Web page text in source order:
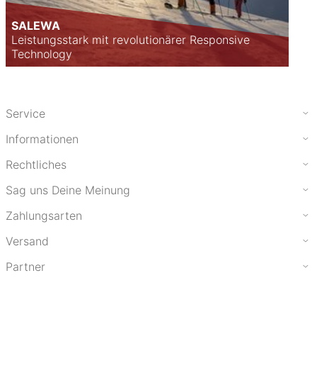
SALEWA
Leistungsstark mit revolutionärer Responsive
Technology
Service
Informationen
Rechtliches
Sag uns Deine Meinung
Zahlungsarten
Versand
Partner